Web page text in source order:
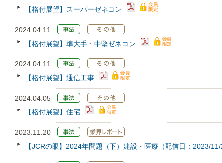
【格付展望】スーパーゼネコン
2024.04.11
【格付展望】準大手・中堅ゼネコン
2024.04.11
【格付展望】通信工事
2024.04.05
【格付展望】住宅
2023.11.20
【JCRの眼】2024年問題（下）建設・医療（配信日：2023/